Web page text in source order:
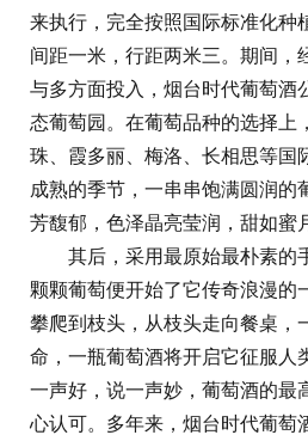
来执行，完全按照国际标准化种
间距一米，行距两米三。期间，
与多方面投入，烟台时代葡萄酒
态葡萄园。在葡萄品种的选择上
珠、霞多丽、梅洛、长相思等国
成熟的季节，一串串饱满圆润的
芳馥郁，色泽晶亮莹润，甜如蜜
其后，采用最原始最朴素的
颗颗葡萄便开始了它传奇浪漫的
攀爬到枝头，从枝头走向餐桌，
命，一瓶葡萄酒将开启它征服人
一声好，说一声妙，葡萄酒的最
心认可。多年来，烟台时代葡萄